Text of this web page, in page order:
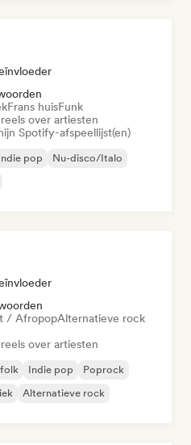
Frans huisFunk
over artiesten
Spotify-afspeellijst(en)
pop
Nu-disco/Italo
/ AfropopAlternatieve rock
over artiesten
Indie pop
Poprock
Alternatieve rock